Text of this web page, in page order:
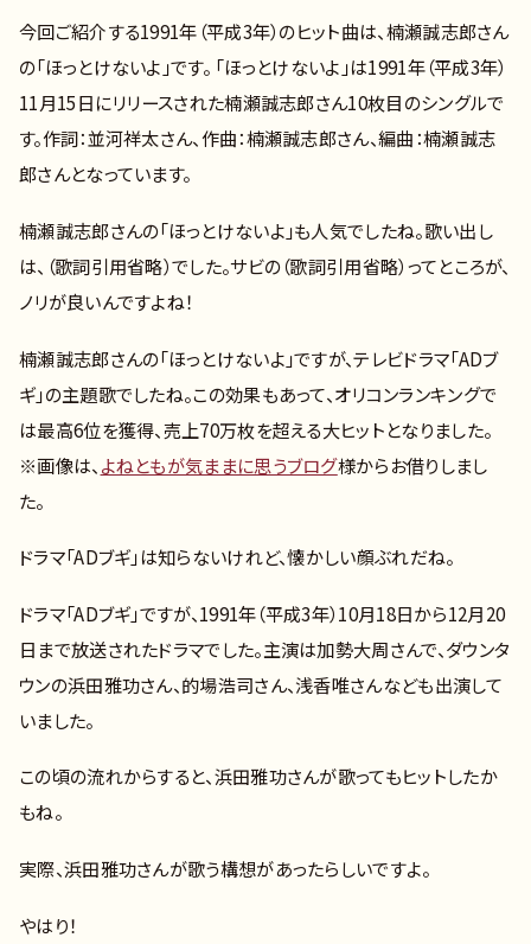
今回ご紹介する1991年（平成3年）のヒット曲は、楠瀬誠志郎さん
の「ほっとけないよ」です。 「ほっとけないよ」は1991年（平成3年）
11月15日にリリースされた楠瀬誠志郎さん10枚目のシングルで
す。作詞：並河祥太さん、作曲：楠瀬誠志郎さん、編曲：楠瀬誠志
郎さんとなっています。
楠瀬誠志郎さんの「ほっとけないよ」も人気でしたね。歌い出し
は、（歌詞引用省略）でした。サビの（歌詞引用省略）ってところが、
ノリが良いんですよね！
楠瀬誠志郎さんの「ほっとけないよ」ですが、テレビドラマ「ADブ
ギ」の主題歌でしたね。この効果もあって、オリコンランキングで
は最高6位を獲得、売上70万枚を超える大ヒットとなりました。
※画像は、 よねともが気ままに思うブログ様からお借りしまし
た。
ドラマ「ADブギ」は知らないけれど、懐かしい顔ぶれだね。
ドラマ「ADブギ」ですが、1991年（平成3年）10月18日から12月20
日まで放送されたドラマでした。主演は加勢大周さんで、ダウンタ
ウンの浜田雅功さん、的場浩司さん、浅香唯さんなども出演して
いました。
この頃の流れからすると、浜田雅功さんが歌ってもヒットしたか
もね。
実際、浜田雅功さんが歌う構想があったらしいですよ。
やはり！